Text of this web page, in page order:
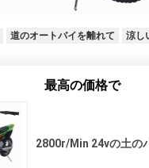
道のオートバイを離れて 涼し
最高の価格で
2800r/Min 24vの土の